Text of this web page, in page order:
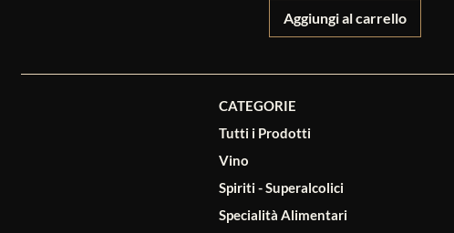
Aggiungi al carrello
CATEGORIE
Tutti i Prodotti
Vino
Spiriti - Superalcolici
Specialità Alimentari